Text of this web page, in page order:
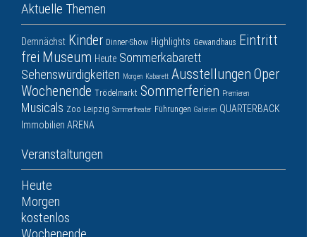
Aktuelle Themen
Demnächst Kinder Dinner-Show Highlights Gewandhaus Eintritt
frei Museum Heute Sommerkabarett
Sehenswürdigkeiten Morgen Kabarett Ausstellungen Oper
Wochenende Trödelmarkt Sommerferien Premieren
Musicals Zoo Leipzig Sommertheater Führungen Galerien QUARTERBACK
Immobilien ARENA
Veranstaltungen
Heute
Morgen
kostenlos